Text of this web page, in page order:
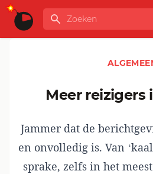
Ga naar de inhoud
GLOBALINFO
Zoeken
Meer
Jammer dat de
en onvolledig is. Van
sprake, zelfs in het